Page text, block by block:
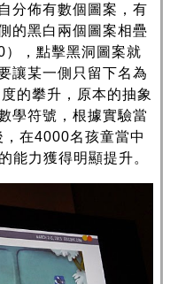
分佈有數個圖案，有
的黑白兩個圖案相疊
），點擊黑洞圖案就
讓某一側只留下名為
的攀升，原本的抽象
學符號，根據實驗當
在4000名孩童當中
能力獲得明顯提升。